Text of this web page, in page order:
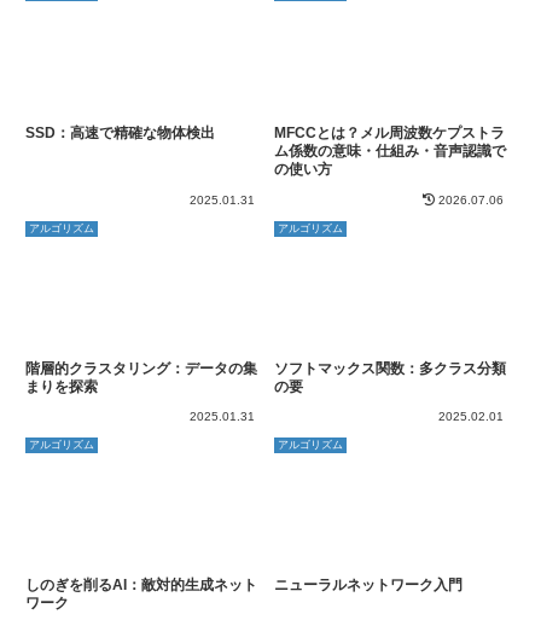
SSD：高速で精確な物体検出
2025.01.31
MFCCとは？メル周波数ケプストラ
ム係数の意味・仕組み・音声認識で
の使い方
2026.07.06
アルゴリズム
階層的クラスタリング：データの集
まりを探索
2025.01.31
アルゴリズム
ソフトマックス関数：多クラス分類
の要
2025.02.01
アルゴリズム
しのぎを削るAI：敵対的生成ネット
ワーク
アルゴリズム
ニューラルネットワーク入門